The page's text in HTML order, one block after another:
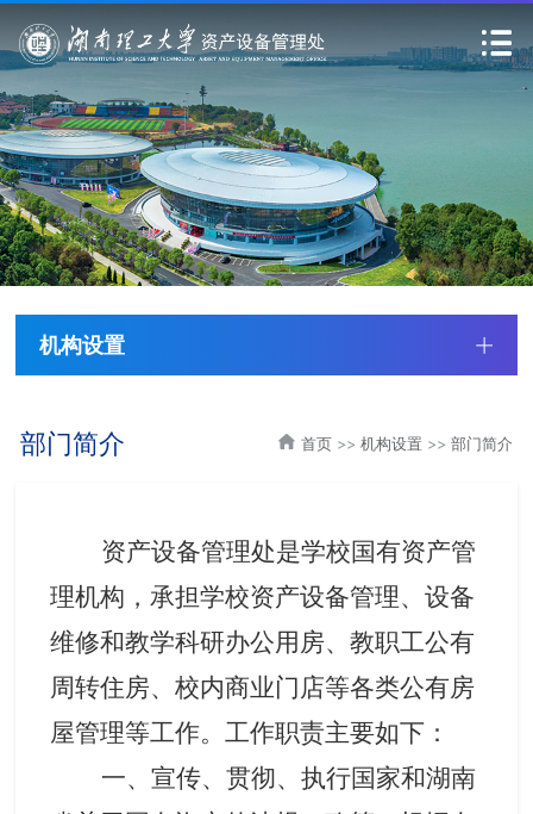
机构设置
部门简介 首页>> 机构设置>> 部门简介
资产设备管理处是学校国有资产管
理机构，承担学校资产设备管理、设备
维修和教学科研办公用房、教职工公有
周转住房、校内商业门店等各类公有房
屋管理等工作。工作职责主要如下：
一、宣传、贯彻、执行国家和湖南